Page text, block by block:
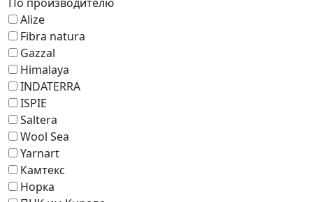
Alize
Fibra natura
Gazzal
Himalaya
INDATERRA
ISPIE
Saltera
Wool Sea
Yarnart
Камтекс
Норка